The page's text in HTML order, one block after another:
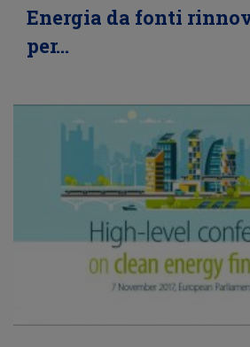
Energia da fonti
per…